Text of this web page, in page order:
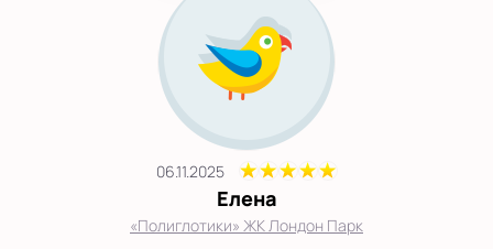
06.11.2025
Елена
«Полиглотики» ЖК Лондон Парк